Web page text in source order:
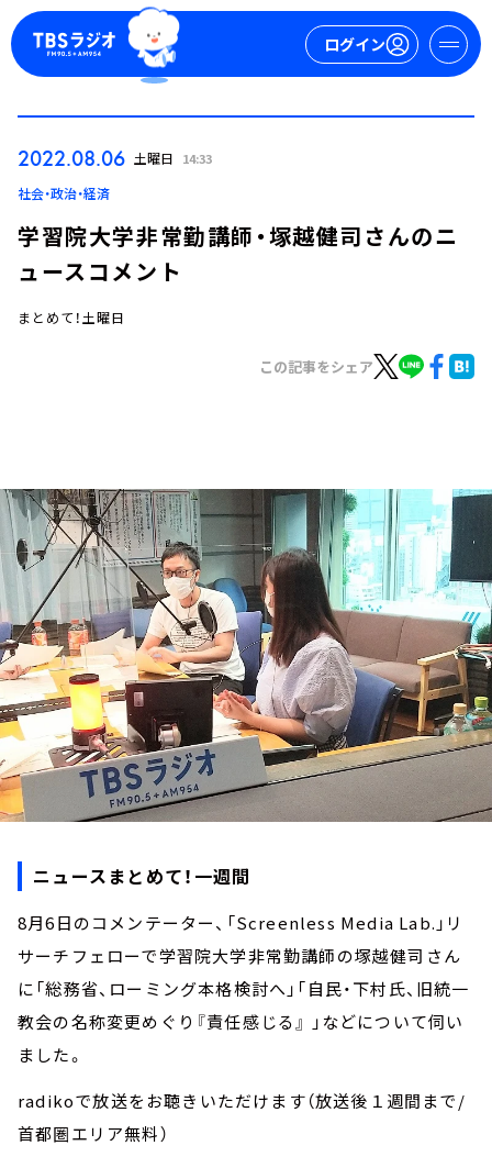
ログイン
お知らせ
イベント・グッズ
YouTube
会社情報
2022.08.06 土曜日 14:33
社会・政治・経済
学習院大学非常勤講師・塚越健司さんのニ
ュースコメント
まとめて！土曜日
この記事をシェア
ニュースまとめて！一週間
8月6日のコメンテーター、「Screenless Media Lab.」リ
サーチフェローで学習院大学非常勤講師の塚越健司さん
に「総務省、ローミング本格検討へ」「自民・下村氏、旧統一
教会の名称変更めぐり『責任感じる』 」などについて伺い
ました。
radikoで放送をお聴きいただけます（放送後１週間まで/
首都圏エリア無料）